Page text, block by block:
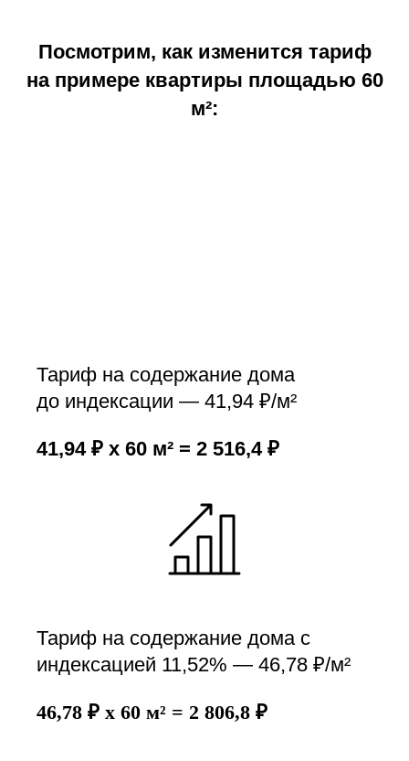
Посмотрим, как изменится тариф
на примере квартиры площадью 60
м²:
Тариф на содержание дома
до индексации — 41,94 ₽/м²
41,94 ₽ x 60 м² = 2 516,4 ₽
Тариф на содержание дома с
индексацией 11,52% — 46,78 ₽/м²
46,78 ₽ x 60 м² = 2 806,8 ₽